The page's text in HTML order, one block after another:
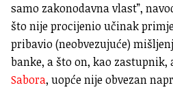
samo zakonodavna vlast”,
što nije procijenio učinak
pribavio (neobvezujuće)
banke, a što on, kao zastupnik,
Sabora, uopće nije obvezan